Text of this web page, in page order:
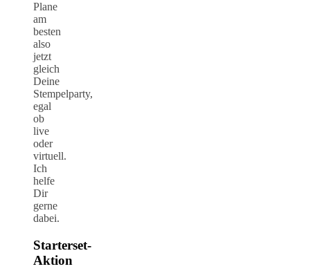
Plane
am
besten
also
jetzt
gleich
Deine
Stempelparty,
egal
ob
live
oder
virtuell.
Ich
helfe
Dir
gerne
dabei.
Starterset-
Aktion